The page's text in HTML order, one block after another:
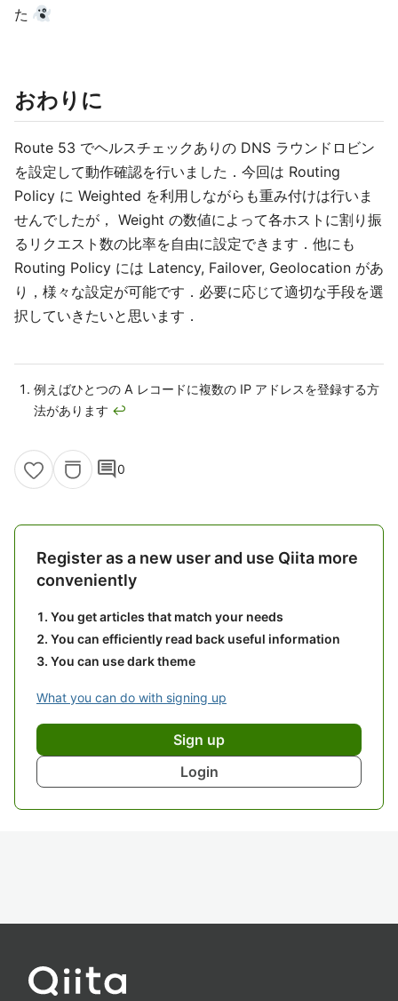
た
おわりに
Route 53 でヘルスチェックありの DNS ラウンドロビン
を設定して動作確認を行いました．今回は Routing
Policy に Weighted を利用しながらも重み付けは行いま
せんでしたが， Weight の数値によって各ホストに割り振
るリクエスト数の比率を自由に設定できます．他にも
Routing Policy には Latency, Failover, Geolocation があ
り，様々な設定が可能です．必要に応じて適切な手段を選
択していきたいと思います．
例えばひとつの A レコードに複数の IP アドレスを登録する方
法があります ↩
comment0
Register as a new user and use Qiita more
conveniently
You get articles that match your needs
You can efficiently read back useful information
You can use dark theme
What you can do with signing up
Sign up
Login